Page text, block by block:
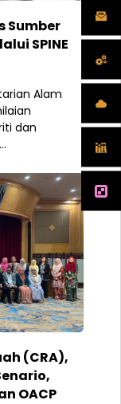
Sumber
SPINE
Alam
dan
(CRA),
OACP